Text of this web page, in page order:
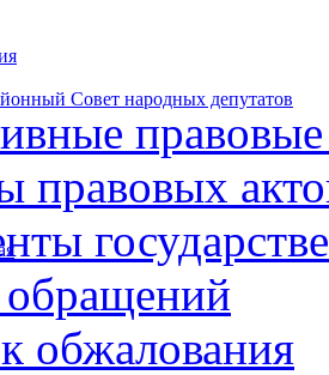
Совет народных депутатов
правовых
обжалования